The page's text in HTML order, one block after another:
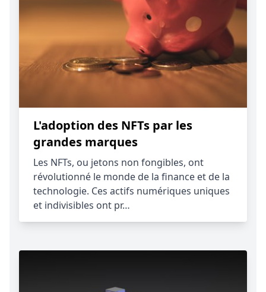
L'adoption des NFTs par les
grandes marques
Les NFTs, ou jetons non fongibles, ont
révolutionné le monde de la finance et de la
technologie. Ces actifs numériques uniques
et indivisibles ont pr…